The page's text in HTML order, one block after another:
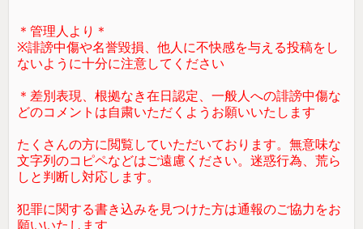
＊管理人より＊
※誹謗中傷や名誉毀損、他人に不快感を与える投稿をし
ないように十分に注意してください
＊差別表現、根拠なき在日認定、一般人への誹謗中傷な
どのコメントは自粛いただくようお願いいたします
たくさんの方に閲覧していただいております。無意味な
文字列のコピペなどはご遠慮ください。迷惑行為、荒ら
しと判断し対応します。
犯罪に関する書き込みを見つけた方は通報のご協力をお
願いいたします